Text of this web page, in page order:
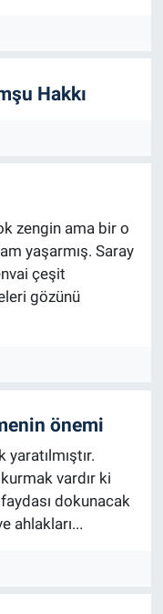
Hakkı
zengin ama bir o
yaşarmış. Saray
çeşit
gözünü
önemi
vardır ki
dokunacak
ahlakları...